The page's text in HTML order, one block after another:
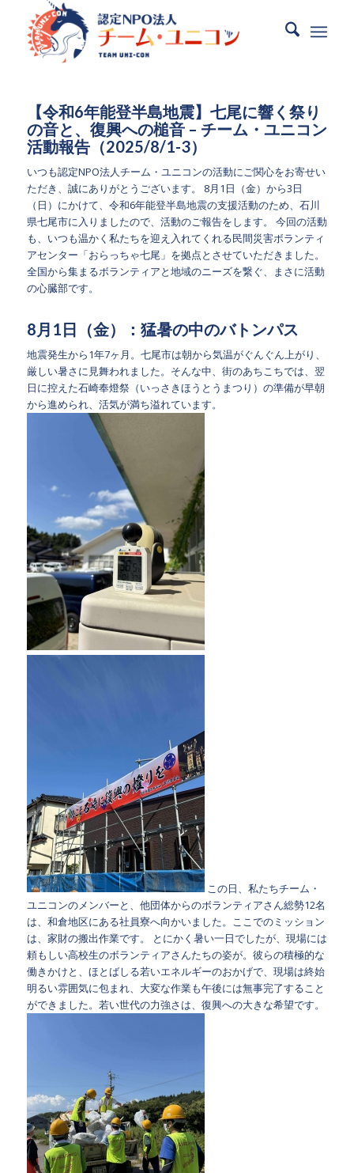
【令和6年能登半島地震】 七尾に響く祭り
の音と、復興への槌音 – チーム・ユニコン
活動報告（2025/8/1-3）
いつも認定NPO法人チーム・ユニコンの活動にご関心をお寄せい
ただき、誠にありがとうございます。
8月1日（金）から3日
（日）にかけて、令和6年能登半島地震の支援活動のため、石川
県七尾市に入りましたので、活動のご報告をします。
今回の活動
も、いつも温かく私たちを迎え入れてくれる民間災害ボランティ
アセンター「おらっちゃ七尾」を拠点とさせていただきました。
全国から集まるボランティアと地域のニーズを繋ぐ、まさに活動
の心臓部です。
8月1日（金）：猛暑の中のバトンパス
地震発生から1年7ヶ月。七尾市は朝から気温がぐんぐん上がり、
厳しい暑さに見舞われました。そんな中、街のあちこちでは、翌
日に控えた石崎奉燈祭 （いっさきほうとうまつり）の準備が早朝
から進められ、活気が満ち溢れています。
この日、私たちチーム・
ユニコンのメンバーと、他団体からのボランティアさん総勢12名
は、和倉地区にある社員寮へ向かいました。ここでのミッション
は、家財の搬出作業です。
とにかく暑い一日でしたが、現場には
頼もしい高校生のボランティアさんたちの姿が。彼らの積極的な
働きかけと、ほとばしる若いエネルギーのおかげで、現場は終始
明るい雰囲気に包まれ、大変な作業も午後には無事完了すること
ができました。若い世代の力強さは、復興への大きな希望です。